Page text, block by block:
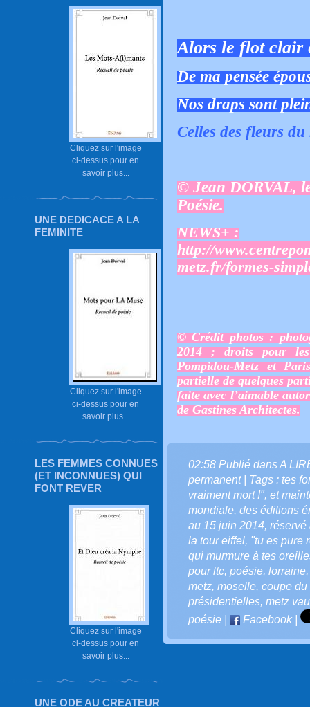
Cliquez sur l'image
ci-dessus pour en
savoir plus...
UNE DEDICACE A LA
FEMINITE
Cliquez sur l'image
ci-dessus pour en
savoir plus...
LES FEMMES CONNUES
(ET INCONNUES) QUI
FONT REVER
Cliquez sur l'image
ci-dessus pour en
savoir plus...
UNE ODE AU CREATEUR
Alors le flot clair
De ma pensée
Nos draps sont
Celles des fleurs
© Jean DORVAL,
Poésie.
NEWS+ :
http://
metz.fr/formes-
© Crédit photos :
2014 ; droits pour
Pompidou-Metz et
partielle de quelques
faite avec l’aimable
de Gastines Architectes.
02:58 Publié dansA
permanent| Tags : tes
vraiment mort !", et
mondiale, des éditions
au 15 juin 2014, réservé
la tour eiffel, "tu es pure
qui murmure à tes
pour ltc, poésie, lorraine
metz, moselle, coupe du
présidentielles, metz
poésie
Facebook|